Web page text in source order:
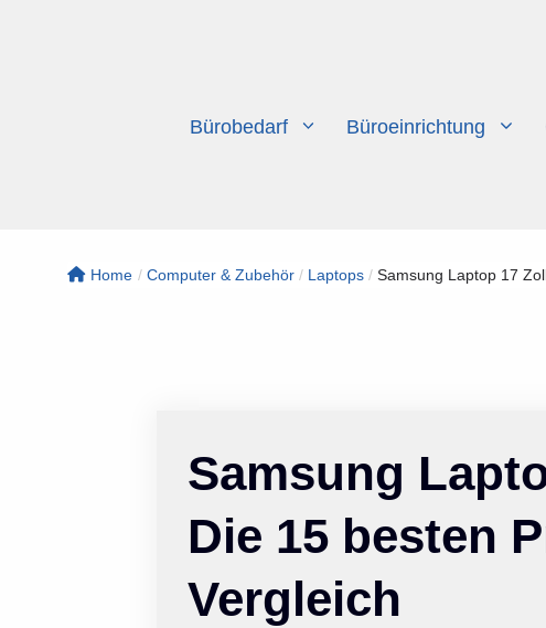
Bürobedarf Büroeinrichtung
Home / Computer & Zubehör / Laptops / Samsung Laptop 17
Samsung
Die 15 besten
Vergleich